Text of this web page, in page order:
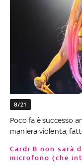
8/21
Poco fa è successo
maniera violenta,
Cardi B non sarà denunciata per il lancio del
microfono (che